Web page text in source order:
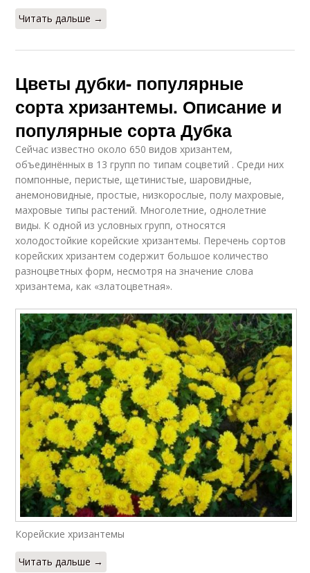
Читать дальше →
Цветы дубки- популярные
сорта хризантемы. Описание и
популярные сорта Дубка
Сейчас известно около 650 видов хризантем,
объединённых в 13 групп по типам соцветий . Среди них
помпонные, перистые, щетинистые, шаровидные,
анемоновидные, простые, низкорослые, полу махровые,
махровые типы растений. Многолетние, однолетние
виды. К одной из условных групп, относятся
холодостойкие корейские хризантемы. Перечень сортов
корейских хризантем содержит большое количество
разноцветных форм, несмотря на значение слова
хризантема, как «златоцветная».
Корейские хризантемы
Читать дальше →